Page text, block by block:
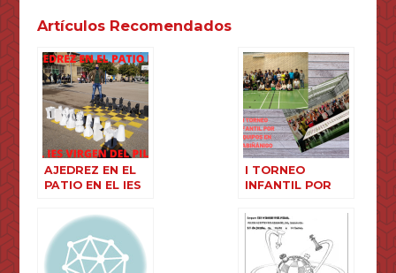
Artículos Recomendados
AJEDREZ EN EL
PATIO EN EL IES
PILAR
I TORNEO
INFANTIL POR
SABIÑÁNIGO